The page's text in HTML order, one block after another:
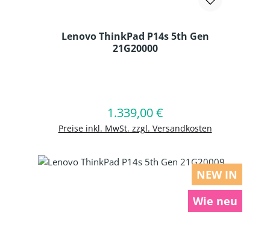
Lenovo ThinkPad P14s 5th Gen
21G20000
Regulärer Preis:
1.339,00 €
Preise inkl. MwSt. zzgl. Versandkosten
In den Warenkorb
NEW IN
Wie neu